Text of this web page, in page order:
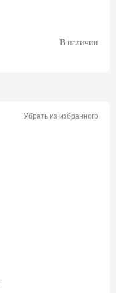
В наличии
Убрать из избранного